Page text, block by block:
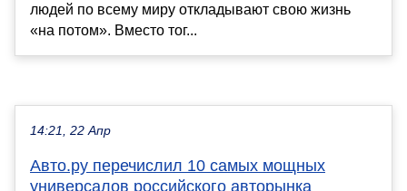
людей по всему миру откладывают свою жизнь
«на потом». Вместо тог...
14:21, 22 Апр
Авто.ру перечислил 10 самых мощных
универсалов российского авторынка